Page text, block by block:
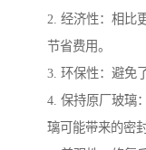
2. 经济性：相比
节省费用。
3. 环保性：避免
4. 保持原厂玻璃
璃可能带来的密